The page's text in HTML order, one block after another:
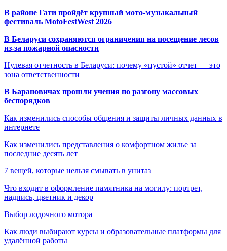
В районе Гати пройдёт крупный мото-музыкальный
фестиваль MotoFestWest 2026
В Беларуси сохраняются ограничения на посещение лесов
из-за пожарной опасности
Нулевая отчетность в Беларуси: почему «пустой» отчет — это
зона ответственности
В Барановичах прошли учения по разгону массовых
беспорядков
Как изменились способы общения и защиты личных данных в
интернете
Как изменились представления о комфортном жилье за
последние десять лет
7 вещей, которые нельзя смывать в унитаз
Что входит в оформление памятника на могилу: портрет,
надпись, цветник и декор
Выбор лодочного мотора
Как люди выбирают курсы и образовательные платформы для
удалённой работы